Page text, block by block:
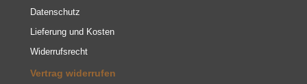
Datenschutz
Lieferung und Kosten
Widerrufsrecht
Vertrag widerrufen